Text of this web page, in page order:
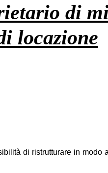
di
locazione
di ristrutturare in modo